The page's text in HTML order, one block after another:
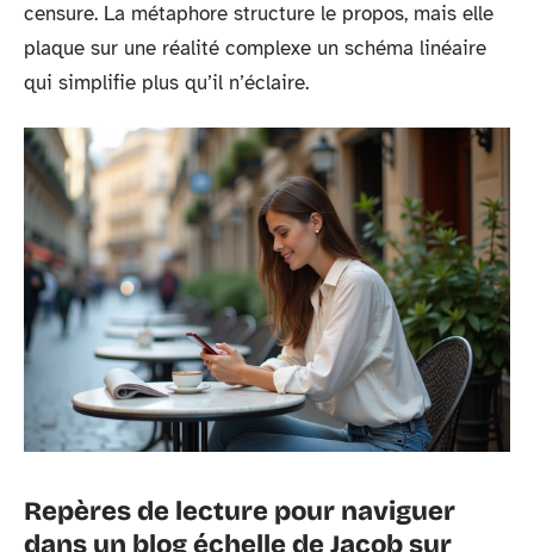
censure. La métaphore structure le propos, mais elle
plaque sur une réalité complexe un schéma linéaire
qui simplifie plus qu’il n’éclaire.
Repères de lecture pour naviguer
dans un blog échelle de Jacob sur